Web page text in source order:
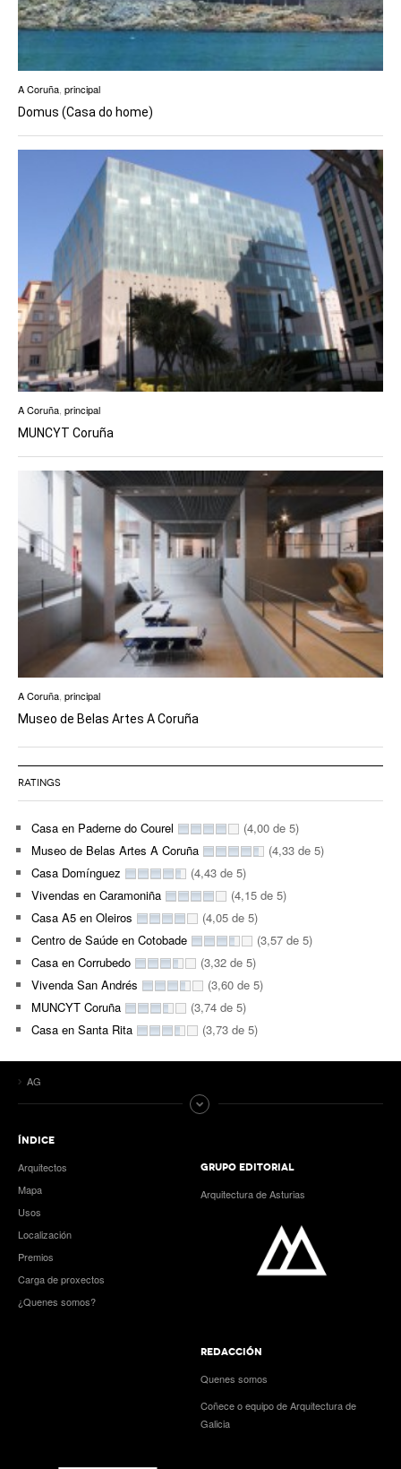
A Coruña principal
Domus (Casa do home)
A Coruña principal
MUNCYT Coruña
A Coruña principal
Museo de Belas Artes A Coruña
RATINGS
Casa en Paderne do Courel
(4,00 de 5)
Museo de Belas Artes A Coruña
(4,33 de 5)
Casa Domínguez
(4,43 de 5)
Vivendas en Caramoniña
(4,15 de 5)
Casa A5 en Oleiros
(4,05 de 5)
Centro de Saúde en Cotobade
(3,57 de 5)
Casa en Corrubedo
(3,32 de 5)
Vivenda San Andrés
(3,60 de 5)
MUNCYT Coruña
(3,74 de 5)
Casa en Santa Rita
(3,73 de 5)
AG
ÍNDICE
Arquitectos
Mapa
Usos
Localización
Premios
Carga de proxectos
¿Quenes somos?
GRUPO EDITORIAL
Arquitectura de Asturias
REDACCIÓN
Quenes somos
Coñece o equipo de Arquitectura de
Galicia